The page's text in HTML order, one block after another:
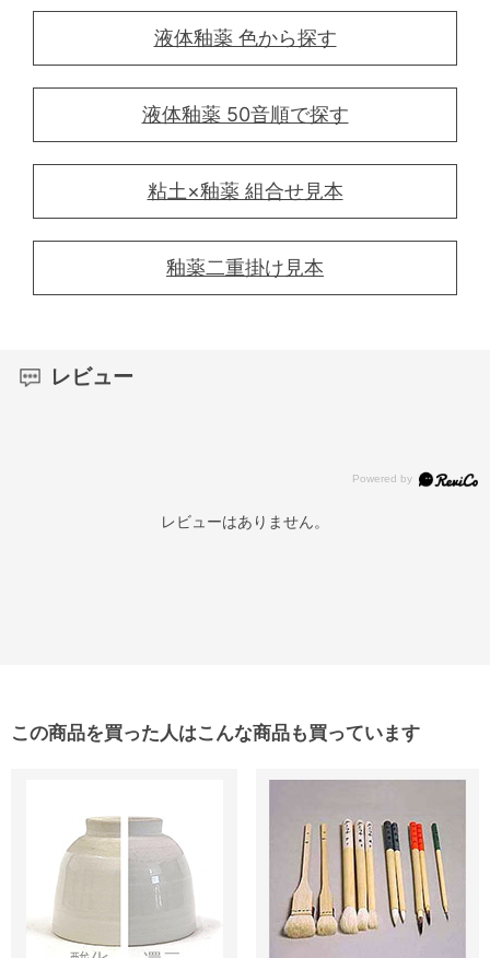
液体釉薬 色から探す
液体釉薬 50音順で探す
粘土×釉薬 組合せ見本
釉薬二重掛け見本
レビュー
レビューはありません。
この商品を買った人はこんな商品も買っています